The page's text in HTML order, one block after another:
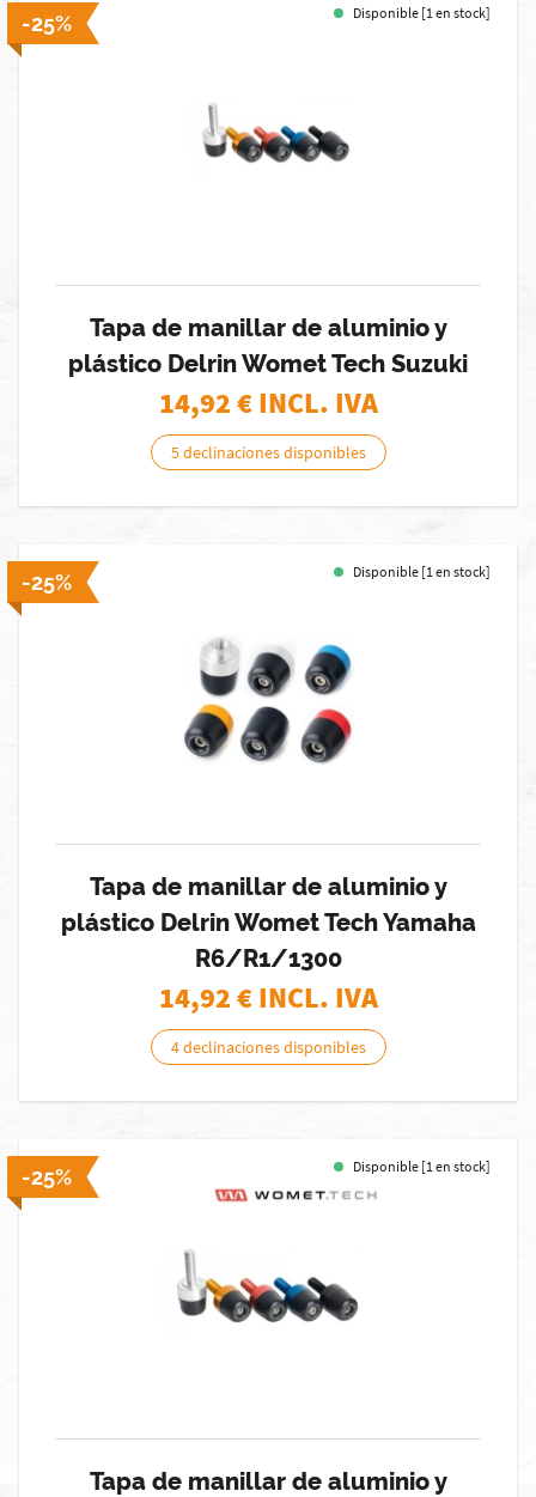
-25% Disponible [1 en stock]
Tapa de manillar de aluminio y
plástico Delrin Womet Tech Suzuki
14,92€ INCL. IVA
5 declinaciones disponibles
-25% Disponible [1 en stock]
Tapa de manillar de aluminio y
plástico Delrin Womet Tech Yamaha
R6/R1/1300
14,92€ INCL. IVA
4 declinaciones disponibles
-25% Disponible [1 en stock]
Tapa de manillar de aluminio y